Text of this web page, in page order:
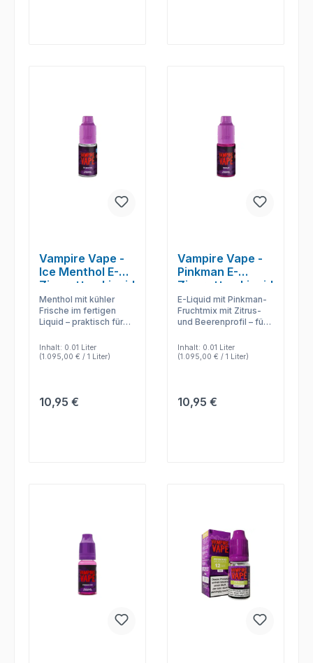
Vampire Vape -
Ice Menthol E-
Zigaretten Liquid
Menthol mit kühler
Frische im fertigen
Liquid – praktisch für
Verdampfer und
unkomplizierte
Inhalt: 0.01 Liter
(1.095,00 € / 1 Liter)
Regulärer Preis:
10,95 €
Vampire Vape -
Pinkman E-
Zigaretten Liquid
E-Liquid mit Pinkman-
Fruchtmix mit Zitrus-
und Beerenprofil – für
klare
Geschmacksabgabe
Inhalt: 0.01 Liter
(1.095,00 € / 1 Liter)
Regulärer Preis:
10,95 €